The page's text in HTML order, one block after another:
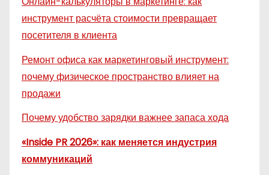
инструмент расчёта стоимости превращает
посетителя в клиента
Ремонт офиса как маркетинговый инструмент:
почему физическое пространство влияет на
продажи
Почему удобство зарядки важнее запаса хода
«Inside PR 2026»: как меняется индустрия
коммуникаций